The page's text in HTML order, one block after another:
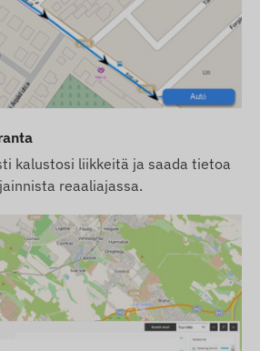
kalustosi liikkeitä ja saada tietoa
reaaliajassa.